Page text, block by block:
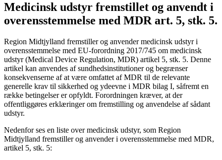
Medicinsk udstyr fremstillet og anvendt i
overensstemmelse med MDR art. 5, stk. 5.
Region Midtjylland fremstiller og anvender medicinsk udstyr i
overensstemmelse med EU-forordning 2017/745 om medicinsk
udstyr (Medical Device Regulation, MDR) artikel 5, stk. 5. Denne
artikel kan anvendes af sundhedsinstitutioner og begrænser
konsekvenserne af at være omfattet af MDR til de relevante
generelle krav til sikkerhed og ydeevne i MDR bilag I, såfremt en
række betingelser er opfyldt. Forordningen kræver, at der
offentliggøres erklæringer om fremstilling og anvendelse af sådant
udstyr.
Nedenfor ses en liste over medicinsk udstyr, som Region
Midtjylland fremstiller og anvender i overensstemmelse med MDR,
artikel 5, stk. 5: